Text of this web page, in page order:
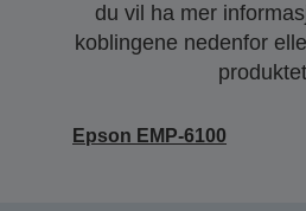
du vil ha mer
koblingene nedenfor
Epson EMP-6100